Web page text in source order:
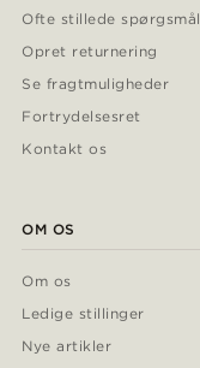
Ofte stillede spørgsmål
Opret returnering
Se fragtmuligheder
Fortrydelsesret
Kontakt os
OM OS
Om os
Ledige stillinger
Nye artikler